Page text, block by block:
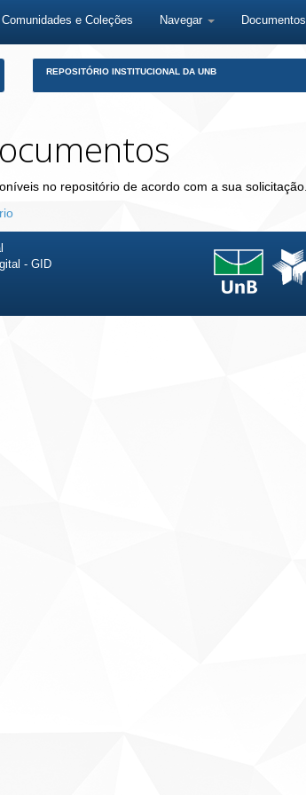
Comunidades e Coleções Navegar Documentos
REPOSITÓRIO INSTITUCIONAL DA UNB
no repositório de acordo com a sua solicitação.
- GID